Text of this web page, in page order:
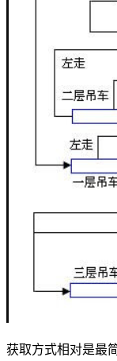
获取方式相对是最